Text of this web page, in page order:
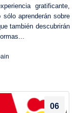
gratificante,
aprenderán sobre
también descubrirán
06